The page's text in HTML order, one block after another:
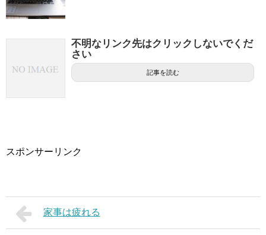
不明なリンク先はクリックしないでくだ
さい
記事を読む
スポンサーリンク
家事は疲れる